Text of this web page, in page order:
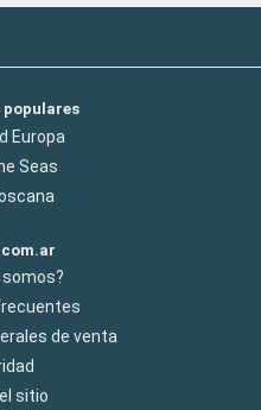
populares
Europa
Seas
somos?
de venta
sitio